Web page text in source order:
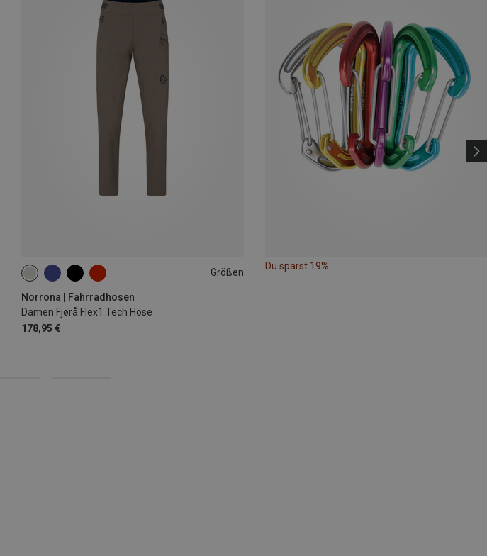
Größen
Norrona | Fahrradhosen
Damen Fjørå Flex1 Tech Hose
178,95 €
S M L
Du sparst 19%